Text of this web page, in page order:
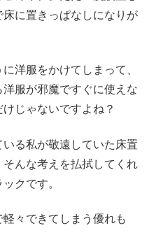
に置きっぱなしになりが
洋服をかけてしまって、
服が邪魔ですぐに使えな
じゃないですよね？
る私が敬遠していた床置
んな考えを払拭してくれ
クです。
々できてしまう優れも